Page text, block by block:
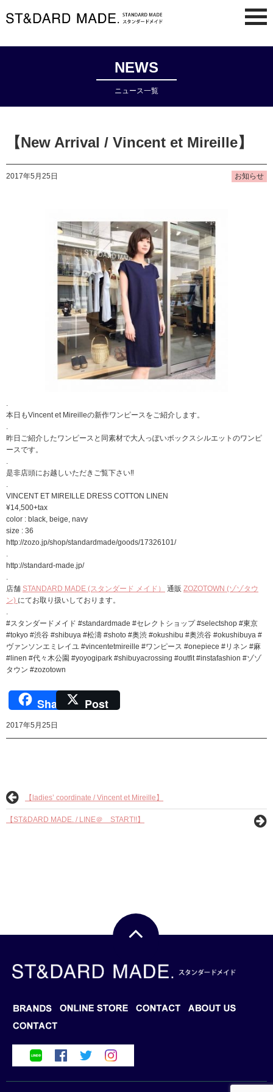
NEWS
ニュース一覧
【New Arrival / Vincent et Mireille】
2017年5月25日 お知らせ
本日もVincent et Mireilleの新作ワンピースをご紹介します。
昨日ご紹介したワンピースと同素材で大人っぽいボックスシルエットのワンピ
ースです。
是非店頭にお越しいただきご覧下さい‼︎
VINCENT ET MIREILLE DRESS COTTON LINEN
¥14,500+tax
color : black, beige, navy
size : 36
http://zozo.jp/shop/standardmade/goods/17326101/
http://standard-made.jp/
店舗 STANDARD MADE (スタンダード メイド） 通販 ZOZOTOWN (ゾゾタウ
ン) にてお取り扱いしております。
#スタンダードメイド #standardmade #セレクトショップ #selectshop #東京
#tokyo #渋谷 #shibuya #松濤 #shoto #奥渋 #okushibu #奥渋谷 #okushibuya #
ヴァンソンエミレイユ #vincentetmireille #ワンピース #onepiece #リネン #麻
#linen #代々木公園 #yoyogipark #shibuyacrossing #outfit #instafashion #ゾゾ
タウン #zozotown
Share Post
2017年5月25日
【ladies’ coordinate / Vincent et Mireille】
【ST&DARD MADE. / LINE＠ START!!】
BRANDS BLOG ONLINE STORE